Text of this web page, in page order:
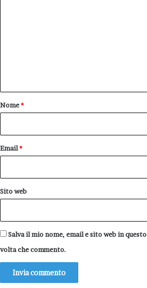
o
Nome*
Email*
Sito web
Salva il mio nome, email e sito web in
volta che commento.